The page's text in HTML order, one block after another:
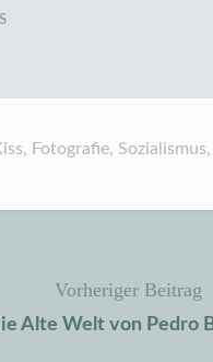
, Fotografie, Sozialismus,
Vorheriger Beitrag
Alte Welt von Pedro